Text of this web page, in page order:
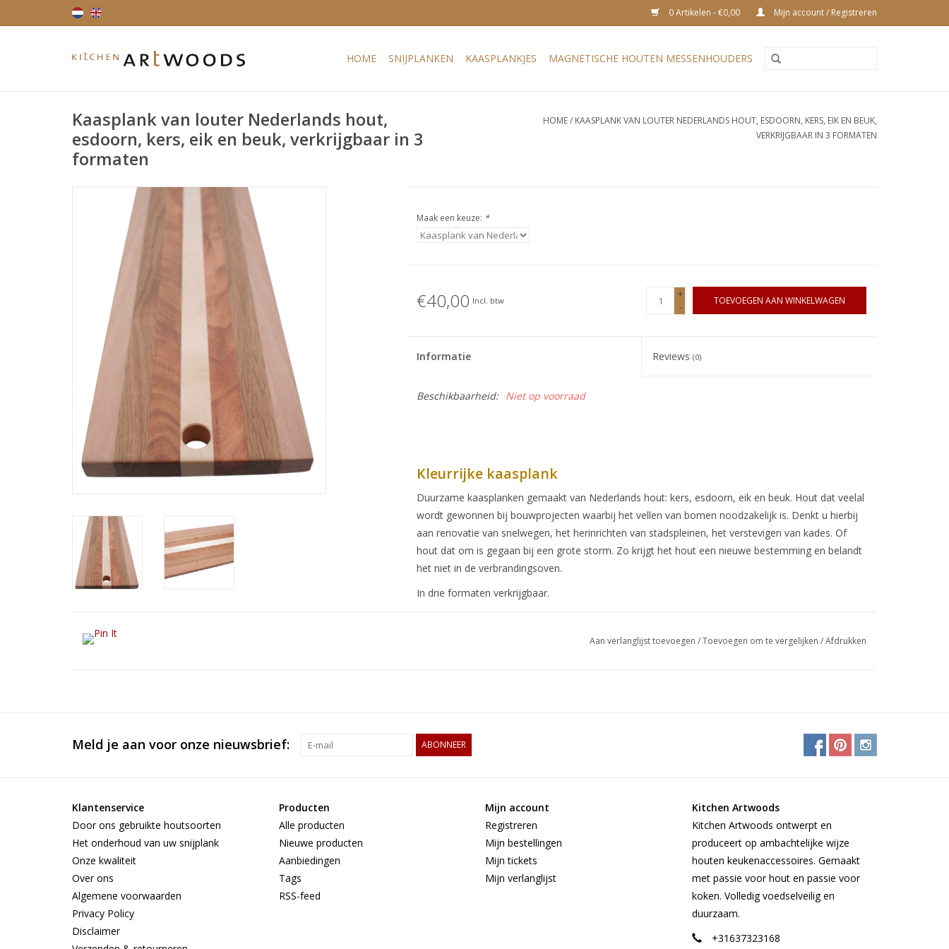
0 Artikelen - €0,00 Mijn account / Registreren
HOME SNIJPLANKEN KAASPLANKJES MAGNETISCHE HOUTEN MESSENHOUDERS
Kaasplank van louter Nederlands hout,
esdoorn, kers, eik en beuk, verkrijgbaar in 3
formaten
HOME/ KAASPLANK VAN LOUTER NEDERLANDS HOUT, ESDOORN, KERS, EIK EN BEUK,
VERKRIJGBAAR IN 3 FORMATEN
Maak een keuze: *
€40,00 Incl. btw
+
-
TOEVOEGEN AAN WINKELWAGEN
Informatie Reviews(0)
Beschikbaarheid: Niet op voorraad
Kleurrijke kaasplank
Duurzame kaasplanken gemaakt van Nederlands hout: kers, esdoorn, eik en beuk. Hout dat veelal
wordt gewonnen bij bouwprojecten waarbij het vellen van bomen noodzakelijk is. Denkt u hierbij
aan renovatie van snelwegen, het herinrichten van stadspleinen, het verstevigen van kades. Of
hout dat om is gegaan bij een grote storm. Zo krijgt het hout een nieuwe bestemming en belandt
het niet in de verbrandingsoven.
In drie formaten verkrijgbaar.
Aan verlanglijst toevoegen /Toevoegen om te vergelijken /Afdrukken
Meld je aan voor onze nieuwsbrief: ABONNEER
Klantenservice
Door ons gebruikte houtsoorten
Het onderhoud van uw snijplank
Onze kwaliteit
Over ons
Algemene voorwaarden
Privacy Policy
Disclaimer
Producten
Alle producten
Nieuwe producten
Aanbiedingen
Tags
RSS-feed
Mijn account
Registreren
Mijn bestellingen
Mijn tickets
Mijn verlanglijst
Kitchen Artwoods
Kitchen Artwoods ontwerpt en
produceert op ambachtelijke wijze
houten keukenaccessoires. Gemaakt
met passie voor hout en passie voor
koken. Volledig voedselveilig en
duurzaam.
+31637323168